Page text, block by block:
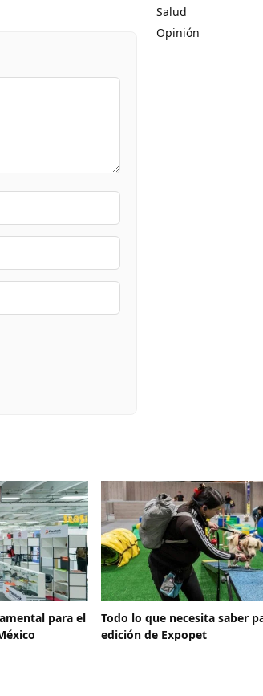
Salud
Opinión
para el
Todo lo que necesita saber
edición de Expopet